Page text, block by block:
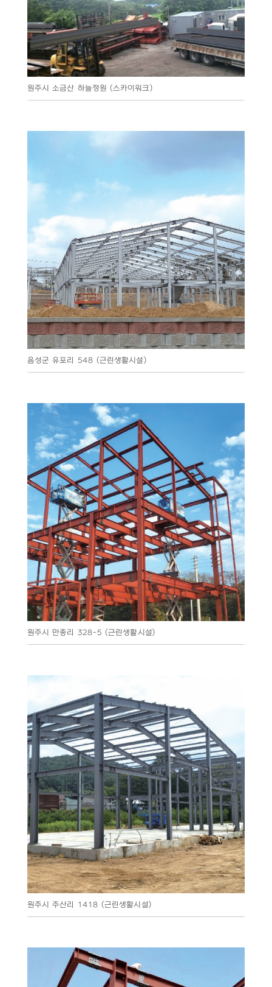
원주시 소금산 하늘정원 (스카이워크)
음성군 유포리 548 (근린생활시설)
원주시 만종리 328-5 (근린생활시설)
원주시 주산리 1418 (근린생활시설)